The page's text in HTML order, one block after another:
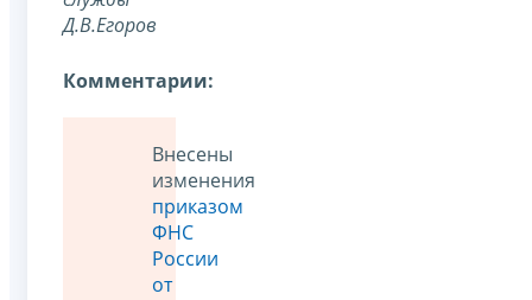
Д.В.Егоров
Комментарии:
Внесены
изменения
приказом
ФНС
России
от